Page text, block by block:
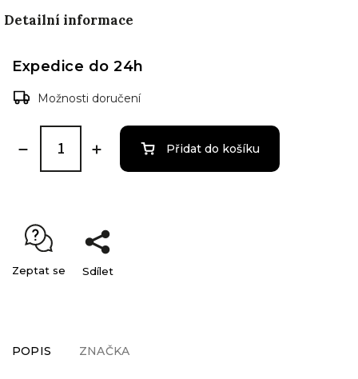
Detailní informace
Expedice do 24h
Možnosti doručení
Přidat do košíku
Zeptat se Sdílet
POPIS ZNAČKA